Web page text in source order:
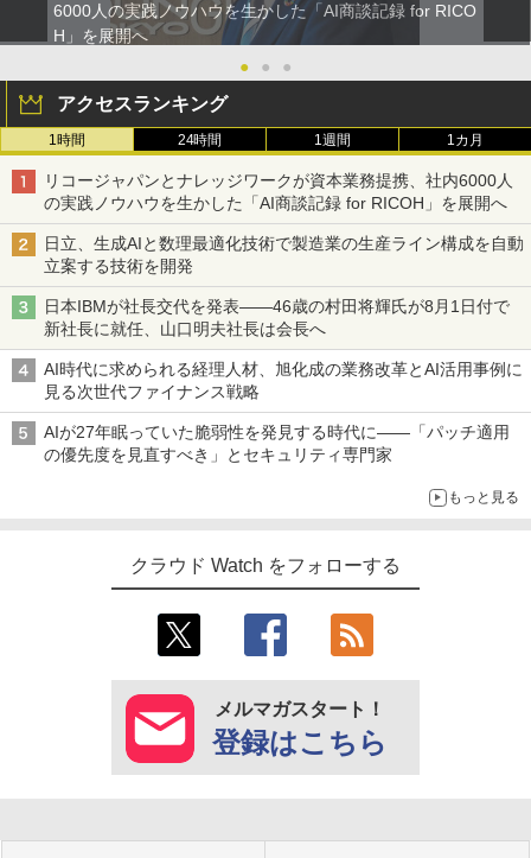
6000人の実践ノウハウを生かした「AI商談記録 for RICO
H」を展開へ
●
● ●
アクセスランキング
1時間 24時間 1週間 1カ月
リコージャパンとナレッジワークが資本業務提携、社内6000人
の実践ノウハウを生かした「AI商談記録 for RICOH」を展開へ
日立、生成AIと数理最適化技術で製造業の生産ライン構成を自動
立案する技術を開発
日本IBMが社長交代を発表――46歳の村田将輝氏が8月1日付で
新社長に就任、山口明夫社長は会長へ
AI時代に求められる経理人材、旭化成の業務改革とAI活用事例に
見る次世代ファイナンス戦略
AIが27年眠っていた脆弱性を発見する時代に――「パッチ適用
の優先度を見直すべき」とセキュリティ専門家
もっと見る
クラウド Watch をフォローする
メルマガスタート！
登録はこちら